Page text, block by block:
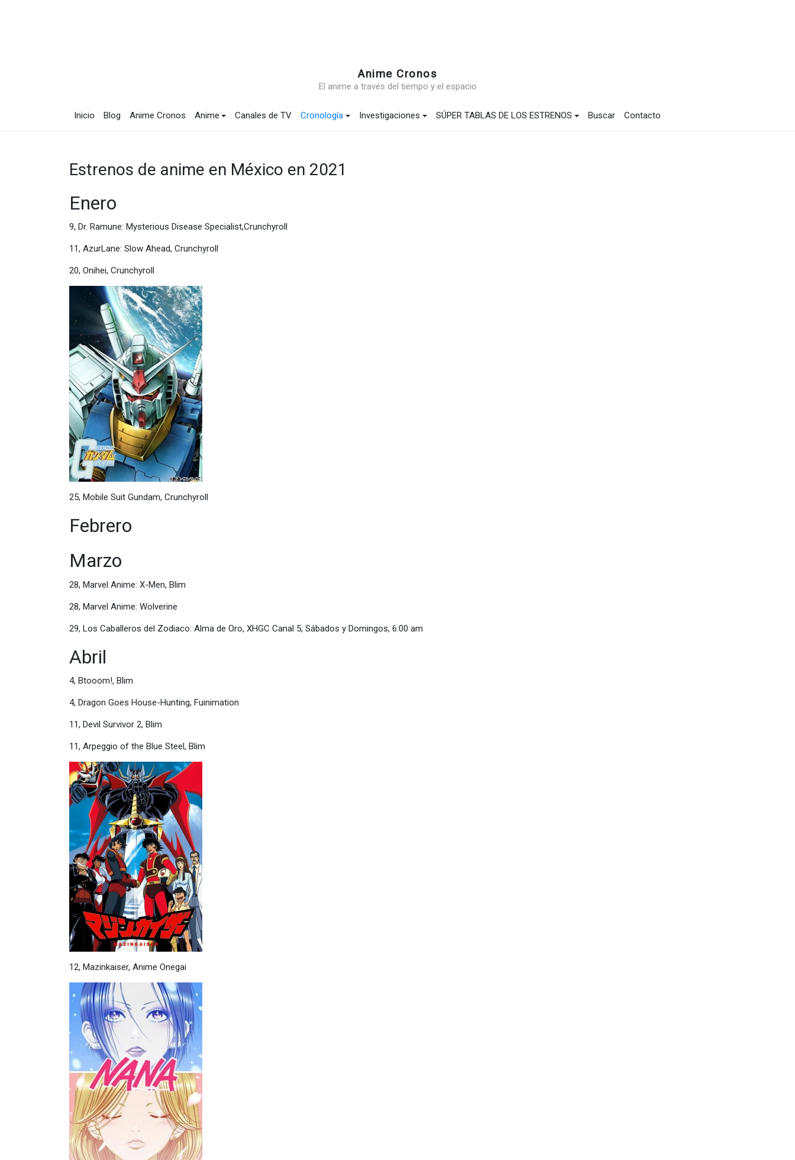
Anime Cronos
El anime a través del tiempo y el espacio
Inicio Blog Anime Cronos Anime Canales de TV Cronología Investigaciones SÚPER TABLAS DE LOS ESTRENOS Buscar Contacto
Estrenos de anime en México en 2021
Enero
9, Dr. Ramune: Mysterious Disease Specialist,Crunchyroll
11, AzurLane: Slow Ahead, Crunchyroll
20, Onihei, Crunchyroll
25, Mobile Suit Gundam, Crunchyroll
Febrero
Marzo
28, Marvel Anime: X-Men, Blim
28, Marvel Anime: Wolverine
29, Los Caballeros del Zodiaco: Alma de Oro, XHGC Canal 5, Sábados y Domingos, 6:00 am
Abril
4, Btooom!, Blim
4, Dragon Goes House-Hunting, Fuinimation
11, Devil Survivor 2, Blim
11, Arpeggio of the Blue Steel, Blim
12, Mazinkaiser, Anime Onegai